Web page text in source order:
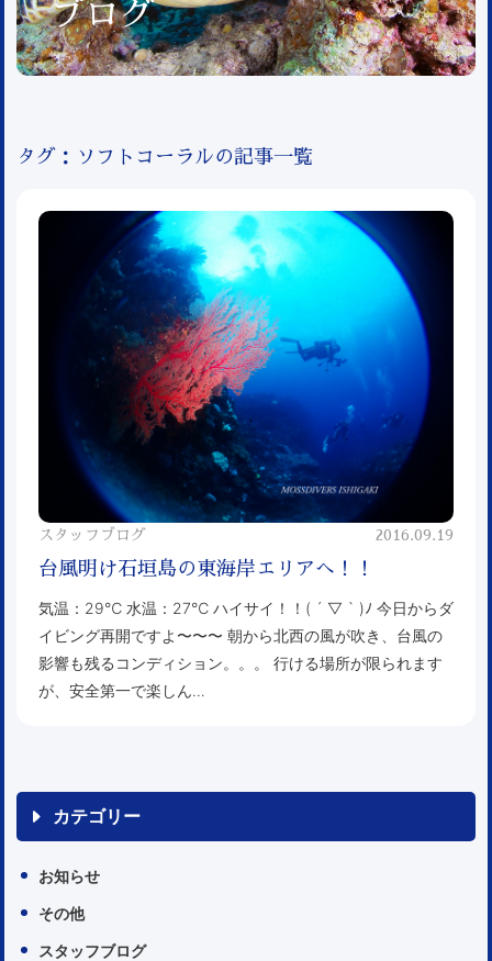
ブログ
タグ：ソフトコーラルの記事一覧
スタッフブログ 2016.09.19
台風明け石垣島の東海岸エリアへ！！
気温：29℃ 水温：27℃ ハイサイ！！( ´ ▽ ` )ﾉ 今日からダ
イビング再開ですよ〜〜〜 朝から北西の風が吹き、台風の
影響も残るコンディション。。。 行ける場所が限られます
が、安全第一で楽しん…
カテゴリー
お知らせ
その他
スタッフブログ